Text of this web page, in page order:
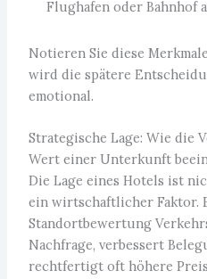
Flughafen oder Bahnhof
Notieren Sie diese
wird die spätere
emotional.
Strategische Lage: Wie die
Wert einer Unterkunft
Die Lage eines Hotels ist
ein wirtschaftlicher Faktor.
Standortbewertung
Nachfrage, verbessert
rechtfertigt oft höhere